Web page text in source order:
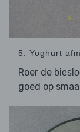
5. Yoghurt
Roer de
goed op